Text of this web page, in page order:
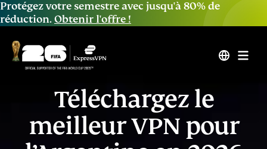
Protégez votre semestre avec jusqu'à 80% de
réduction.Obtenir l'offre !
Téléchargez le
meilleur VPN pour